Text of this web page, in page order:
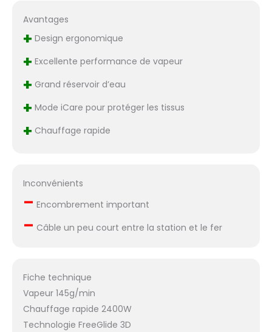
Avantages
+ Design ergonomique
+ Excellente performance de vapeur
+ Grand réservoir d’eau
+ Mode iCare pour protéger les tissus
+ Chauffage rapide
Inconvénients
– Encombrement important
– Câble un peu court entre la station et le fer
Fiche technique
Vapeur 145g/min
Chauffage rapide 2400W
Technologie FreeGlide 3D